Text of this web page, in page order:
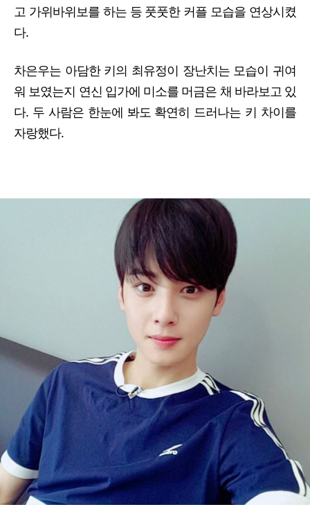
고 가위바위보를 하는 등 풋풋한 커플 모습을 연상시켰
다.
차은우는 아담한 키의 최유정이 장난치는 모습이 귀여
워 보였는지 연신 입가에 미소를 머금은 채 바라보고 있
다. 두 사람은 한눈에 봐도 확연히 드러나는 키 차이를
자랑했다.